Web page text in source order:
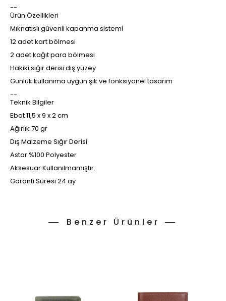
--
Ürün Özellikleri
Mıknatıslı güvenli kapanma sistemi
12 adet kart bölmesi
2 adet kağıt para bölmesi
Hakiki sığır derisi dış yüzey
Günlük kullanıma uygun şık ve fonksiyonel tasarım
--
Teknik Bilgiler
Ebat 11,5 x 9 x 2 cm
Ağırlık 70 gr
Dış Malzeme Sığır Derisi
Astar %100 Polyester
Aksesuar Kullanılmamıştır.
Garanti Süresi 24 ay
Benzer Ürünler